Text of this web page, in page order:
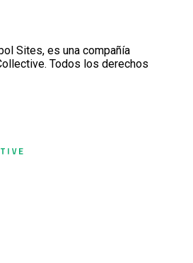
Sites, es una compañía
Todos los derechos